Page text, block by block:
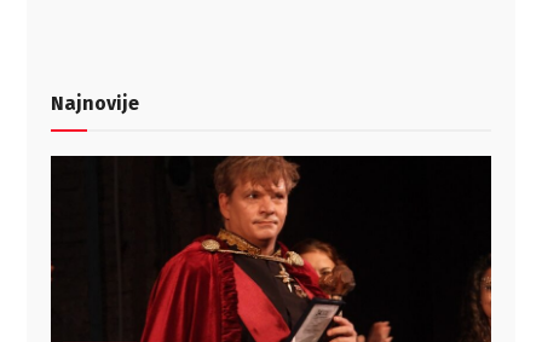
Najnovije